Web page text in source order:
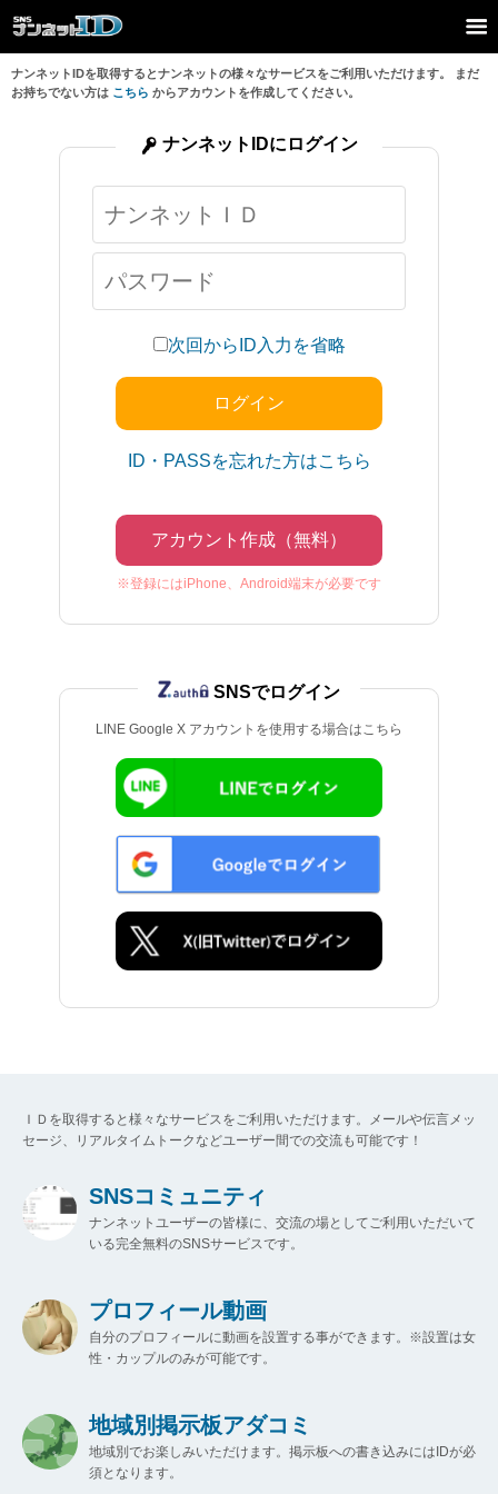
ナンネットIDを取得するとナンネットの様々なサービスをご利用いただけます。 まだ
お持ちでない方は こちら からアカウントを作成してください。
次回からID入力を省略
ID・PASSを忘れた方はこちら
アカウント作成（無料）
※登録にはiPhone、Android端末が必要です
ナンネットIDにログイン
LINE Google X アカウントを使用する場合はこちら
SNSでログイン
ＩＤを取得すると様々なサービスをご利用いただけます。メールや伝言メッ
セージ、リアルタイムトークなどユーザー間での交流も可能です！
SNSコミュニティ
ナンネットユーザーの皆様に、交流の場としてご利用いただいて
いる完全無料のSNSサービスです。
プロフィール動画
自分のプロフィールに動画を設置する事ができます。※設置は女
性・カップルのみが可能です。
地域別掲示板アダコミ
地域別でお楽しみいただけます。掲示板への書き込みにはIDが必
須となります。